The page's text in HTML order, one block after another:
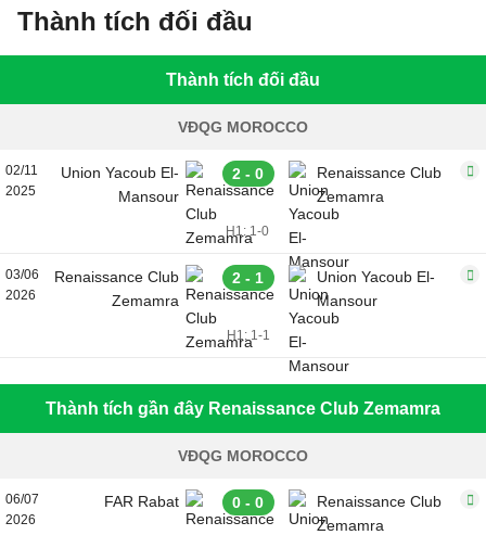
Thành tích đối đầu
Thành tích đối đầu
VĐQG MOROCCO
02/11
2025
Union Yacoub El-
Mansour
2 - 0
Renaissance Club
Zemamra
H1: 1-0
03/06
2026
Renaissance Club
Zemamra
2 - 1
Union Yacoub El-
Mansour
H1: 1-1
Thành tích gần đây Renaissance Club Zemamra
VĐQG MOROCCO
06/07
2026
FAR Rabat 0 - 0
Renaissance Club
Zemamra